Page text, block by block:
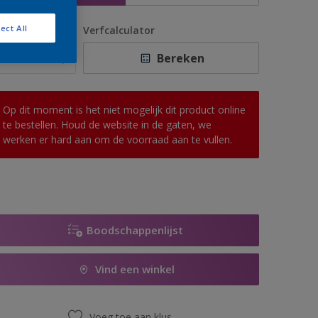
Verfcalculator
Bereken
Op dit moment is het niet mogelijk dit product online
te bestellen. Houd de website in de gaten, we
werken er hard aan om de voorraad aan te vullen.
Boodschappenlijst
Vind een winkel
All